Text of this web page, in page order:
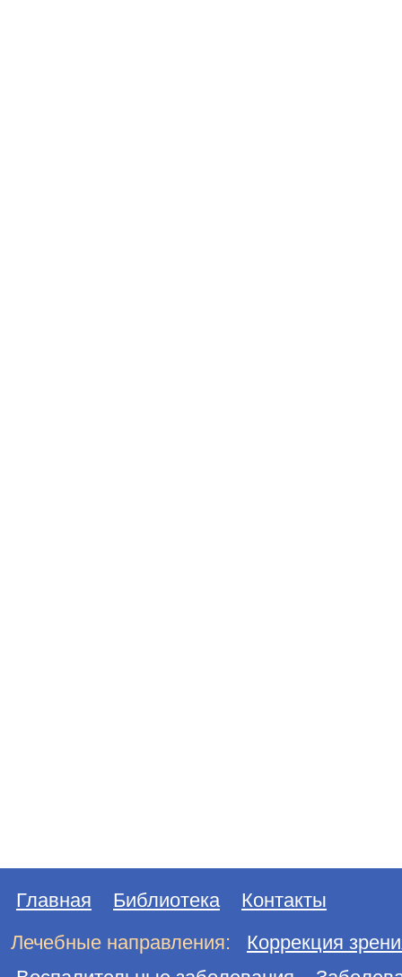
Главная Библиотека
Контакты
Лечебные направления:
Коррекция